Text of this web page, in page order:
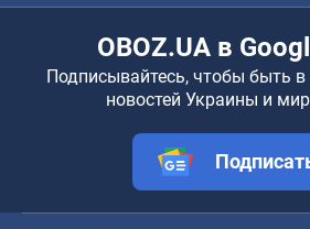
OBOZ.UA в
Подписывайтесь, чтобы быть в
новостей Украины и